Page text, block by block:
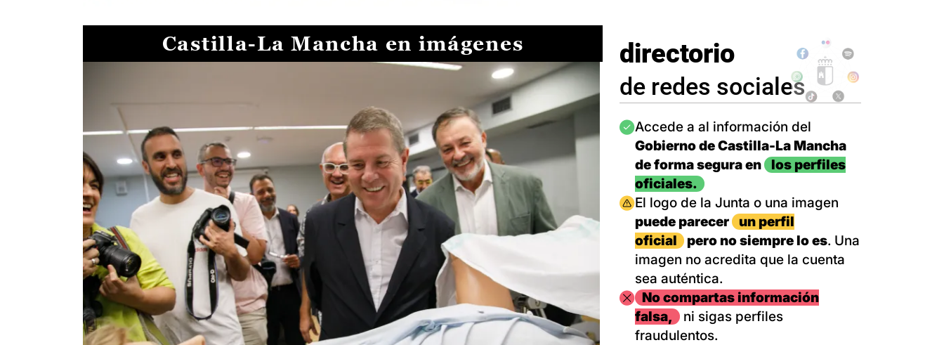
Castilla-La Mancha en imágenes directorio
de redes sociales
Imagen
Accede a al información del
Gobierno de Castilla-La Mancha
de forma segura en
los perfiles
oficiales.
Imagen
El logo de la Junta o una imagen
puede parecer
un perfil
oficial
pero no siempre lo es. Una
imagen no acredita que la cuenta
sea auténtica.
ImagenNo compartas información
falsa,
ni sigas perfiles
fraudulentos.